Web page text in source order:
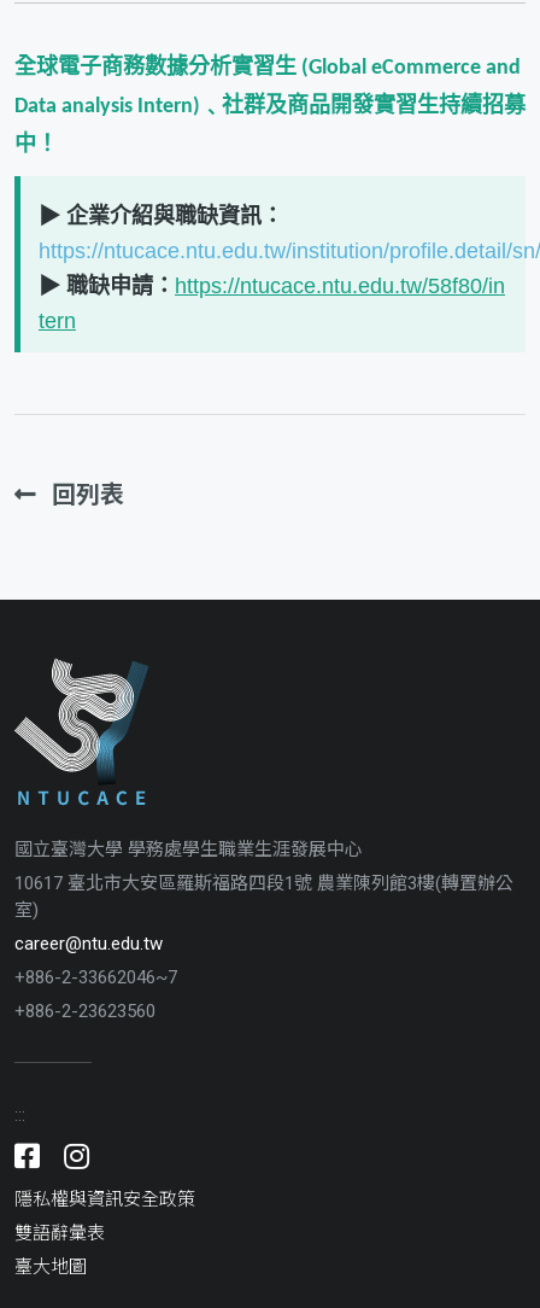
全球電子商務數據分析實習生 (Global eCommerce and
Data analysis Intern)﹑ 社群及商品開發實習生持續招募
中！
▶ 企業介紹與職缺資訊：
https://ntucace.ntu.edu.tw/institution/profile.detail/
▶ 職缺申請： https://ntucace.ntu.edu.tw/58f80/in
tern
回列表
國立臺灣大學 學務處學生職業生涯發展中心
10617 臺北市大安區羅斯福路四段1號 農業陳列館3樓(轉置辦公
室)
career@ntu.edu.tw
+886-2-33662046~7
+886-2-23623560
:::
Facebook
Instagram
隱私權與資訊安全政策
雙語辭彙表
臺大地圖